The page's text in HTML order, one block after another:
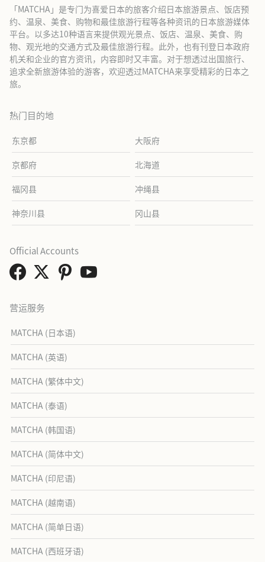
「MATCHA」是专门为喜爱日本的旅客介绍日本旅游景点、饭店预
约、温泉、美食、购物和最佳旅游行程等各种资讯的日本旅游媒体
平台。以多达10种语言来提供观光景点、饭店、温泉、美食、购
物、观光地的交通方式及最佳旅游行程。此外，也有刊登日本政府
机关和企业的官方资讯，内容即时又丰富。对于想透过出国旅行、
追求全新旅游体验的游客，欢迎透过MATCHA来享受精彩的日本之
旅。
热门目的地
东京都 大阪府
京都府 北海道
福冈县 冲绳县
神奈川县 冈山县
营运服务
MATCHA (日本语)
MATCHA (英语)
MATCHA (繁体中文)
MATCHA (泰语)
MATCHA (韩国语)
MATCHA (简体中文)
MATCHA (印尼语)
MATCHA (越南语)
MATCHA (简单日语)
MATCHA (西班牙语)
Official Accounts